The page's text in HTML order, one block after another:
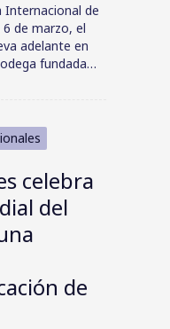
Internacional de
de marzo, el
adelante en
fundada…
celebra
del
de